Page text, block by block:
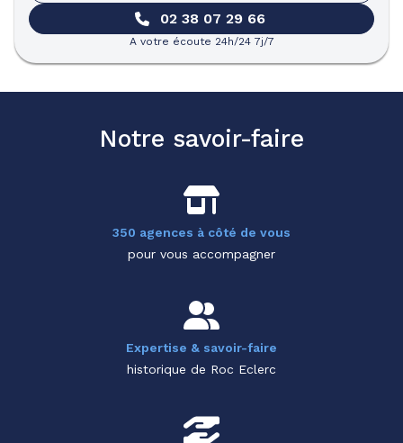
02 38 07 29 66
A votre écoute 24h/24 7j/7
Notre savoir-faire
350 agences à côté de vous
pour vous accompagner
Expertise & savoir-faire
historique de Roc Eclerc